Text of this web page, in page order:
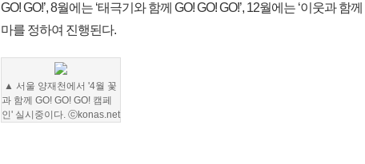
GO! GO!’, 8월에는 ‘태극기와 함께 GO! GO! GO!’, 12월에는 ‘이웃과 함
마를 정하여 진행된다.
▲ 서울 양재천에서 '4월 꽃
과 함께 GO! GO! GO! 캠페
인' 실시중이다. ⓒkonas.net